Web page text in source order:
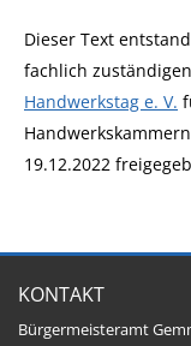
Dieser Text
fachlich
Handwerkstag e. V.
19.12.2022
KONTAKT
Bürgermeisteramt